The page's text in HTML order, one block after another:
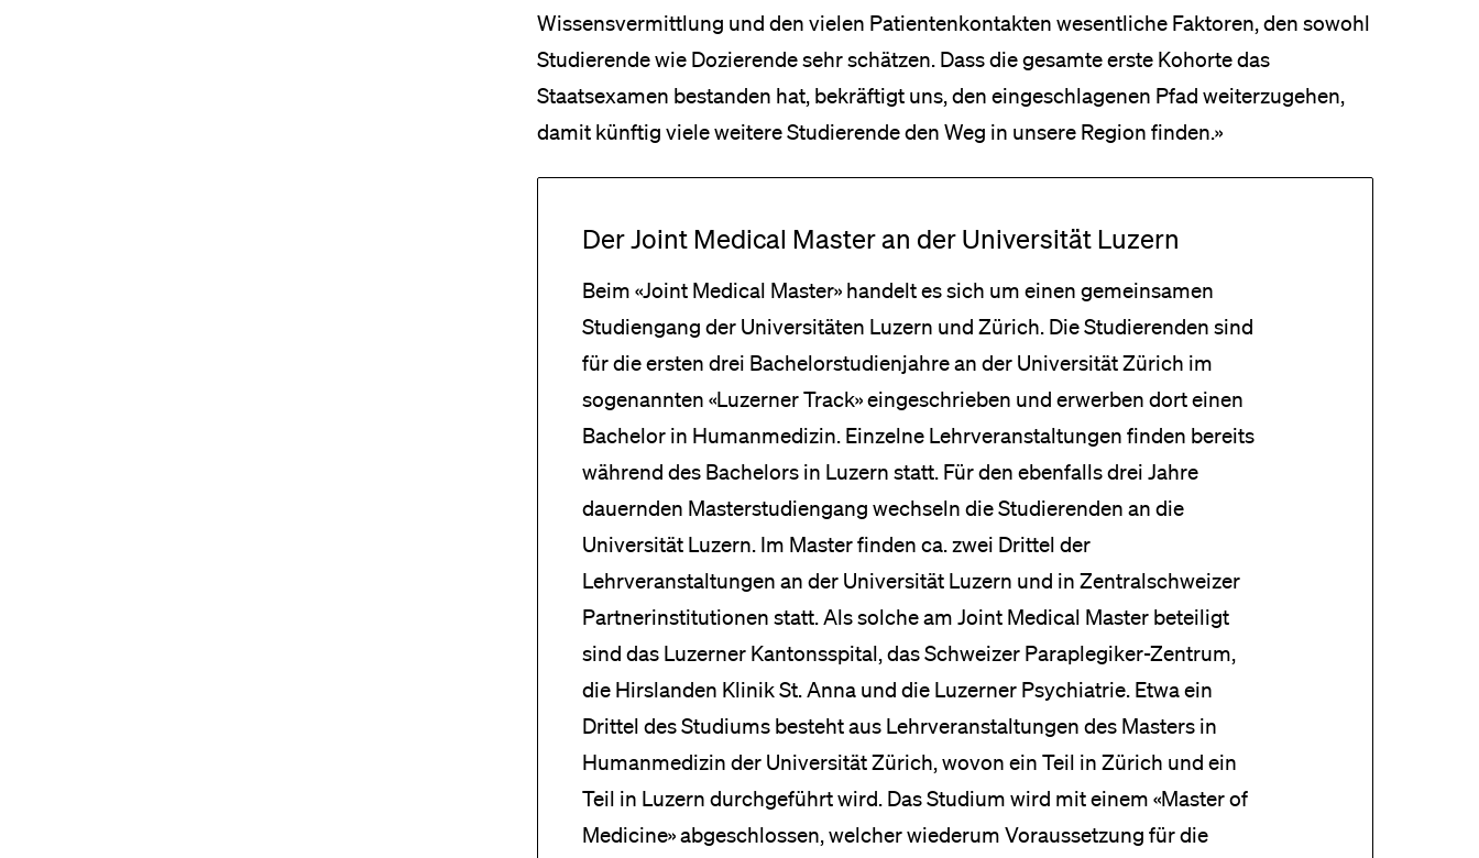
Wissensvermittlung und den vielen Patientenkontakten wesentliche Faktoren, den sowohl
Studierende wie Dozierende sehr schätzen. Dass die gesamte erste Kohorte das
Staatsexamen bestanden hat, bekräftigt uns, den eingeschlagenen Pfad weiterzugehen,
damit künftig viele weitere Studierende den Weg in unsere Region finden.»
Der Joint Medical Master an der Universität Luzern
Beim «Joint Medical Master» handelt es sich um einen gemeinsamen
Studiengang der Universitäten Luzern und Zürich. Die Studierenden sind
für die ersten drei Bachelorstudienjahre an der Universität Zürich im
sogenannten «Luzerner Track» eingeschrieben und erwerben dort einen
Bachelor in Humanmedizin. Einzelne Lehrveranstaltungen finden bereits
während des Bachelors in Luzern statt. Für den ebenfalls drei Jahre
dauernden Masterstudiengang wechseln die Studierenden an die
Universität Luzern. Im Master finden ca. zwei Drittel der
Lehrveranstaltungen an der Universität Luzern und in Zentralschweizer
Partnerinstitutionen statt. Als solche am Joint Medical Master beteiligt
sind das Luzerner Kantonsspital, das Schweizer Paraplegiker-Zentrum,
die Hirslanden Klinik St. Anna und die Luzerner Psychiatrie. Etwa ein
Drittel des Studiums besteht aus Lehrveranstaltungen des Masters in
Humanmedizin der Universität Zürich, wovon ein Teil in Zürich und ein
Teil in Luzern durchgeführt wird. Das Studium wird mit einem «Master of
Medicine» abgeschlossen, welcher wiederum Voraussetzung für die